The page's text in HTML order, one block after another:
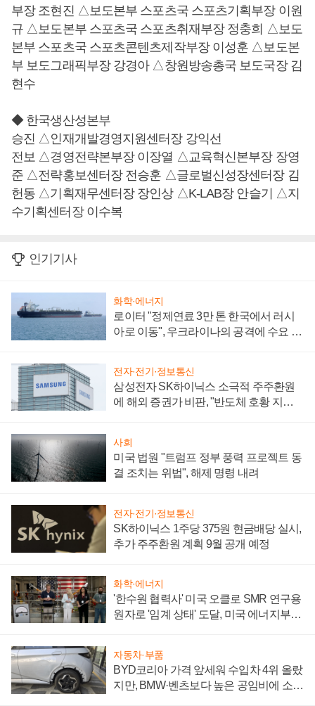
부장 조현진 △보도본부 스포츠국 스포츠기획부장 이원
규 △보도본부 스포츠국 스포츠취재부장 정충희 △보도
본부 스포츠국 스포츠콘텐츠제작부장 이성훈 △보도본
부 보도그래픽부장 강경아 △창원방송총국 보도국장 김
현수
◆ 한국생산성본부
승진 △인재개발경영지원센터장 강익선
전보 △경영전략본부장 이장열 △교육혁신본부장 장영
준 △전략홍보센터장 전승훈 △글로벌신성장센터장 김
헌동 △기획재무센터장 장인상 △K-LAB장 안슬기 △지
수기획센터장 이수복
인기기사
화학·에너지
로이터 "정제연료 3만 톤 한국에서 러시
아로 이동", 우크라이나의 공격에 수요 늘
전자·전기·정보통신
삼성전자 SK하이닉스 소극적 주주환원
에 해외 증권가 비판, "반도체 호황 지속
사회
미국 법원 "트럼프 정부 풍력 프로젝트 동
결 조치는 위법", 해제 명령 내려
전자·전기·정보통신
SK하이닉스 1주당 375원 현금배당 실시,
추가 주주환원 계획 9월 공개 예정
화학·에너지
'한수원 협력사' 미국 오클로 SMR 연구용
원자로 '임계 상태' 도달, 미국 에너지부
자동차·부품
BYD코리아 가격 앞세워 수입차 4위 올랐
지만, BMW·벤츠보다 높은 공임비에 소비